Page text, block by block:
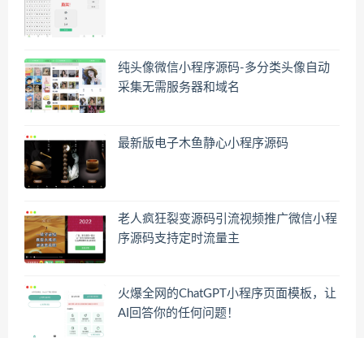
纯头像微信小程序源码-多分类头像自动
采集无需服务器和域名
最新版电子木鱼静心小程序源码
老人疯狂裂变源码引流视频推广微信小程
序源码支持定时流量主
火爆全网的ChatGPT小程序页面模板，让
AI回答你的任何问题！